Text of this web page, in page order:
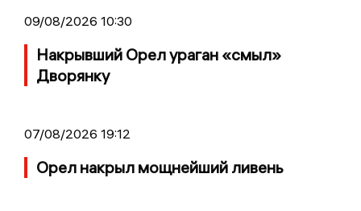
09/08/2026 10:30
Накрывший Орел ураган «смыл»
Дворянку
07/08/2026 19:12
Орел накрыл мощнейший ливень